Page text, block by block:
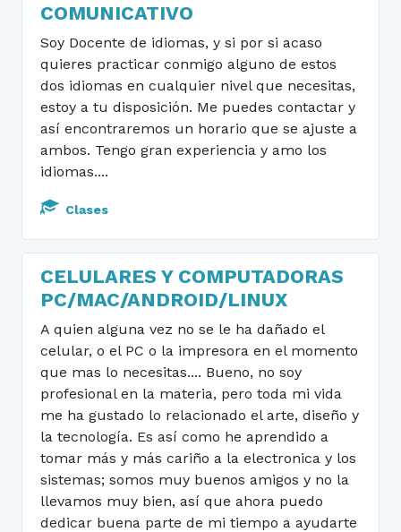
COMUNICATIVO
Soy Docente de idiomas, y si por si acaso
quieres practicar conmigo alguno de estos
dos idiomas en cualquier nivel que necesitas,
estoy a tu disposición. Me puedes contactar y
así encontraremos un horario que se ajuste a
ambos. Tengo gran experiencia y amo los
idiomas....
Clases
CELULARES Y COMPUTADORAS
PC/MAC/ANDROID/LINUX
A quien alguna vez no se le ha dañado el
celular, o el PC o la impresora en el momento
que mas lo necesitas.... Bueno, no soy
profesional en la materia, pero toda mi vida
me ha gustado lo relacionado el arte, diseño y
la tecnología. Es así como he aprendido a
tomar más y más cariño a la electronica y los
sistemas; somos muy buenos amigos y no la
llevamos muy bien, así que ahora puedo
dedicar buena parte de mi tiempo a ayudarte